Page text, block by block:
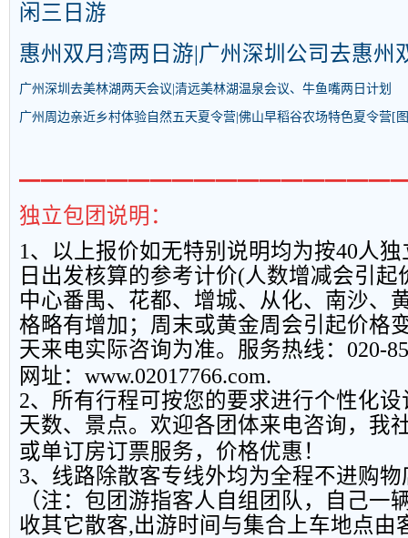
闲三日游
惠州双月湾两日游|广州深圳公司去惠州
广州深圳去美林湖两天会议|清远美林湖温泉会议、牛鱼嘴两日计划
广州周边亲近乡村体验自然五天夏令营|佛山早稻谷农场特色夏令营 [
独立包团说明：
1、以上报价如无特别说明均为按40人
日出发核算的参考计价(人数增减会引起
中心番禺、花都、增城、从化、南沙、
格略有增加；周末或黄金周会引起价格
天来电实际咨询为准。服务热线： 020-
网址： www.02017766.com.
2、所有行程可按您的要求进行个性化
天数、景点。欢迎各团体来电咨询，我
或单订房订票服务，价格优惠！
3、线路除散客专线外均为全程不进购
（注：包团游指客人自组团队，自己一
收其它散客,出游时间与集合上车地点由